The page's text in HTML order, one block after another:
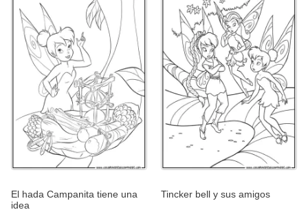
El hada Campanita tiene una
idea
Tincker bell y sus amigos